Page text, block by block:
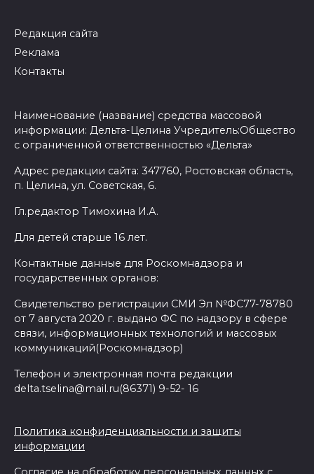
Редакция сайта
Реклама
Контакты
Наименование (название) средства массовой
информации: Дельта-Целина Учредитель:Общество
с ограниченной ответственностью «Дельта»
Адрес редакции сайта: 347760, Ростовская область,
п. Целина, ул. Советская, 6.
Гл.редактор Тимохина И.А.
Для детей старше 16 лет.
Контактные данные для Роскомнадзора и
государственных органов:
Свидетельство регистрации СМИ Эл №ФС77-78780
от 7 августа 2020 г. выдано ФС по надзору в сфере
связи, информационных технологий и массовых
коммуникаций(Роскомнадзор)
Телефон и электронная почта редакции
delta.tselina@mail.ru(86371) 9-52- 16
Политика конфиденциальности и защиты
информации